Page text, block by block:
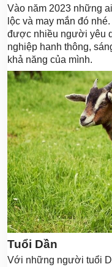
Vào năm 2023 những
lộc và may mắn đó
được nhiều người yêu
nghiệp hanh thông,
khả năng của mình.
Tuổi Dần
Với những người tuổi